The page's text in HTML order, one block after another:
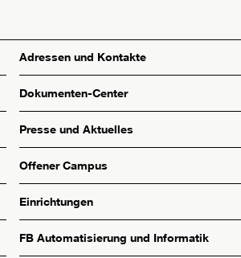
Adressen und Kontakte
Dokumenten-Center
Presse und Aktuelles
Offener Campus
Einrichtungen
FB Automatisierung und Informatik